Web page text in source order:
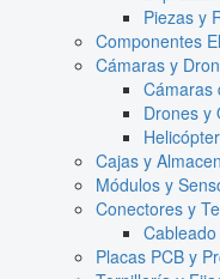
Piezas y
Componentes
Cámaras y
Cámaras
Drones y
Cajas y
Módulos y
Conectores y
Placas PCB y